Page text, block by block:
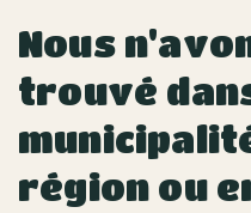
Nous
trouvé
région ou